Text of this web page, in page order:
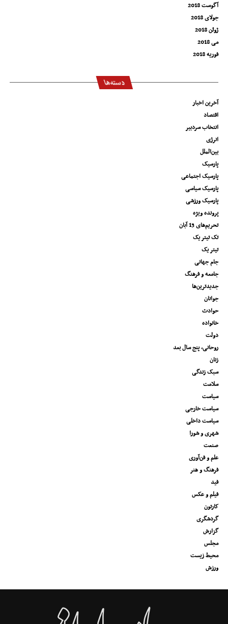
آگوست 2018
جولای 2018
ژوئن 2018
می 2018
فوریه 2018
دسته‌ها
آخرین اخبار
اقتصاد
انتخاب سردبیر
انرژی
بین‌الملل
پارسیک
پارسیک اجتماعی
پارسیک سیاسی
پارسیک ورزشی
پرونده ویژه
تحریم‌های 13 آبان
تک تیتر یک
تیتر یک
جام جهانی
جامعه و فرهنگ
جدیدترین‌ها
جوانان
حوادث
خانواده
دولت
روحانی، پنج سال بعد
زنان
سبک زندگی
سلامت
سیاست
سیاست خارجی
سیاست داخلی
شهری و شورا
صنعت
علم و فن‌آوری
فرهنگ و هنر
فید
فیلم و عکس
کارتون
گردشگری
گزارش
مجلس
محیط زیست
ورزش